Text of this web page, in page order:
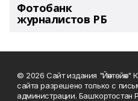
Фотобанк
журналистов РБ
© 2026 Сайт издания
сайта разрешено только с
администрации. Башҡортостан